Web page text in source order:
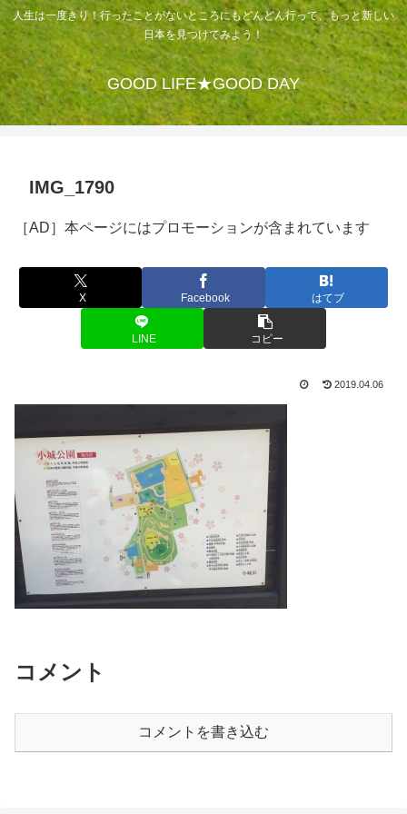
人生は一度きり！行ったことがないところにもどんどん行って、もっと新しい
日本を見つけてみよう！
GOOD LIFE★GOOD DAY
IMG_1790
［AD］本ページにはプロモーションが含まれています
X Facebook はてブ
LINE コピー
2019.04.06
コメント
コメントを書き込む